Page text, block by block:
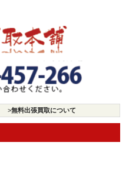
>無料出張買取について